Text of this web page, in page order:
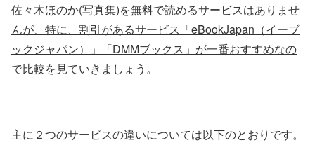
佐々木ほのか(写真集)を無料で読めるサービスはありませ
んが、特に、割引があるサービス「eBookJapan（イーブ
ックジャパン）」「DMMブックス」が一番おすすめなの
で比較を見ていきましょう。
主に２つのサービスの違いについては以下のとおりです。